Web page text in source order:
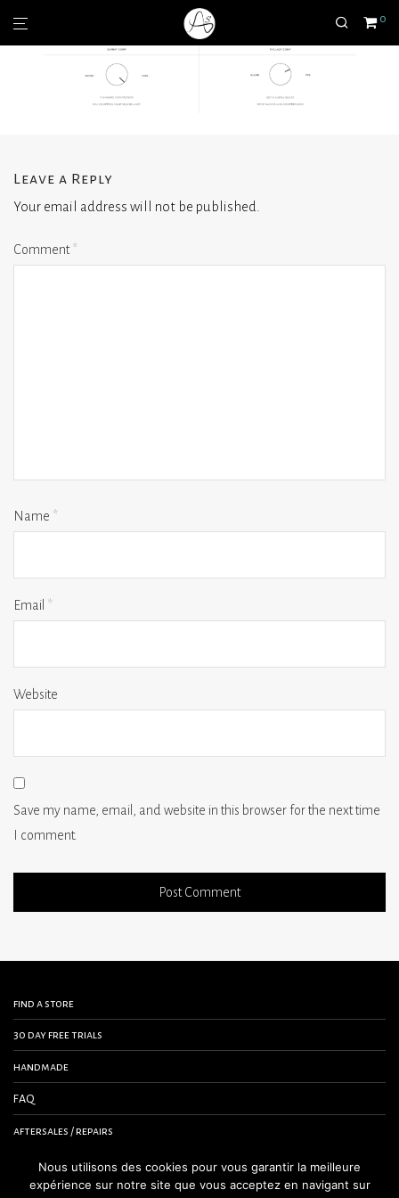
0
Leave a Reply
Your email address will not be published.
Comment*
Name *
Email *
Website
Save my name, email, and website in this browser for the next time
I comment.
find a store
30 day free trials
handmade
FAQ
aftersales / repairs
contact us
terms and conditions
Nous utilisons des cookies pour vous garantir la meilleure
expérience sur notre site que vous acceptez en navigant sur